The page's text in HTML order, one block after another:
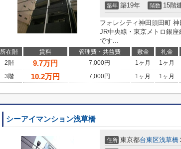
築年 築19年 階数 15階
フォレシティ神田須田町
JR中央線・東京メトロ銀
です...
所在階 賃料 管理費・共益費 敷金 礼金
2階
9.7万円 7,000円 1ヶ月 1ヶ月
3階
10.2万円 7,000円 1ヶ月 1ヶ月
シーアイマンション浅草橋
住所 東京都台東区浅草橋